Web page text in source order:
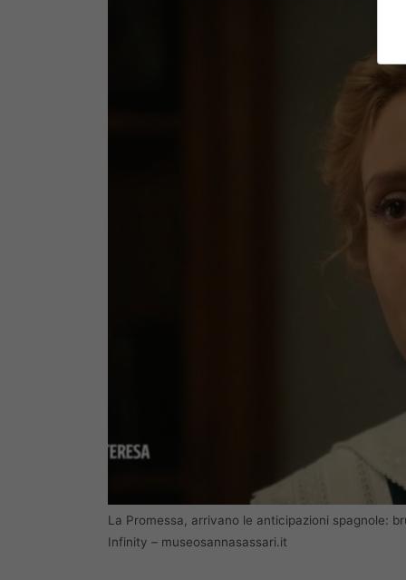
La Promessa, arrivano le anticipazioni spagnole:
Infinity – museosannasassari.it